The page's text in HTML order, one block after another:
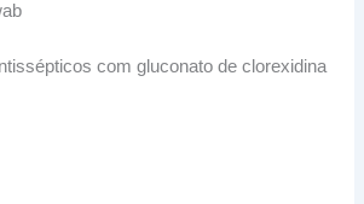
com gluconato de clorexidina